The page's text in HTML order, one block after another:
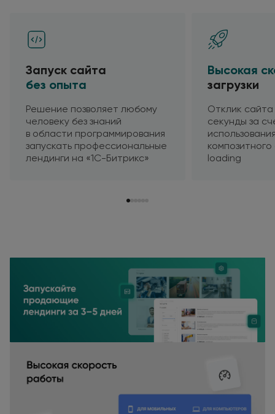
Запуск сайта
без опыта
Решение позволяет любому
человеку без знаний
в области программирования
запускать профессиональные
лендинги на «1C-Битрикс»
Высокая
загрузки
Отклик сайта
секунды за
loading